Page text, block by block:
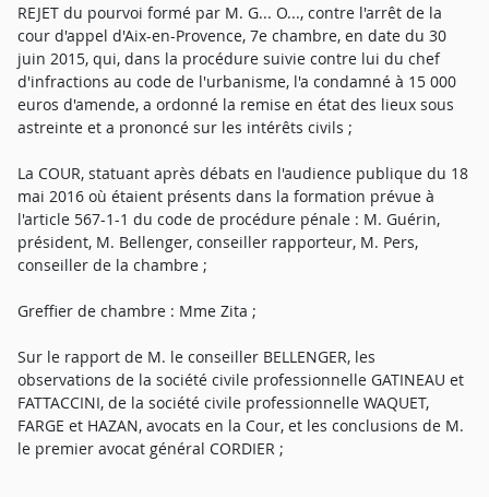
REJET du pourvoi formé par M. G... O..., contre l'arrêt de la
cour d'appel d'Aix-en-Provence, 7e chambre, en date du 30
juin 2015, qui, dans la procédure suivie contre lui du chef
d'infractions au code de l'urbanisme, l'a condamné à 15 000
euros d'amende, a ordonné la remise en état des lieux sous
astreinte et a prononcé sur les intérêts civils ;
La COUR, statuant après débats en l'audience publique du 18
mai 2016 où étaient présents dans la formation prévue à
l'article 567-1-1 du code de procédure pénale : M. Guérin,
président, M. Bellenger, conseiller rapporteur, M. Pers,
conseiller de la chambre ;
Greffier de chambre : Mme Zita ;
Sur le rapport de M. le conseiller BELLENGER, les
observations de la société civile professionnelle GATINEAU et
FATTACCINI, de la société civile professionnelle WAQUET,
FARGE et HAZAN, avocats en la Cour, et les conclusions de M.
le premier avocat général CORDIER ;